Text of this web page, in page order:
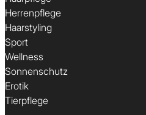
Herrenpflege
Haarstyling
Sport
Wellness
Sonnenschutz
Erotik
Tierpflege